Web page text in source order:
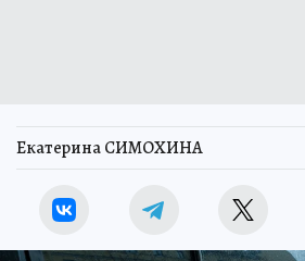
Екатерина СИМОХИНА